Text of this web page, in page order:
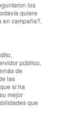
los
quiere
en campaña?,
público,
de
las
sí ha
mejor
que